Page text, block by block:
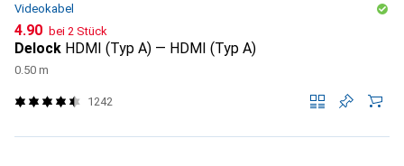
Videokabel
CHF
4.90 bei 2 Stück
Delock HDMI (Typ A) — HDMI (Typ A)
0.50 m
1242